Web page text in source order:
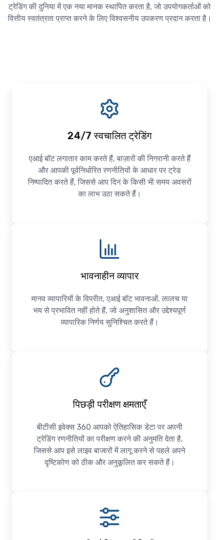
ट्रेडिंग की दुनिया में एक नया मानक स्थापित करता है, जो उपयोगकर्ताओं को
वित्तीय स्वतंत्रता प्राप्त करने के लिए विश्वसनीय उपकरण प्रदान करता है।
24/7 स्वचालित ट्रेडिंग
एआई बॉट लगातार काम करते हैं, बाज़ारों की निगरानी करते हैं
और आपकी पूर्वनिर्धारित रणनीतियों के आधार पर ट्रेड
निष्पादित करते हैं, जिससे आप दिन के किसी भी समय अवसरों
का लाभ उठा सकते हैं।
भावनाहीन व्यापार
मानव व्यापारियों के विपरीत, एआई बॉट भावनाओं, लालच या
भय से प्रभावित नहीं होते हैं, जो अनुशासित और उद्देश्यपूर्ण
व्यापारिक निर्णय सुनिश्चित करते हैं।
पिछड़ी परीक्षण क्षमताएँ
बीटीसी इवेक्स 360 आपको ऐतिहासिक डेटा पर अपनी
ट्रेडिंग रणनीतियों का परीक्षण करने की अनुमति देता है,
जिससे आप इसे लाइव बाजारों में लागू करने से पहले अपने
दृष्टिकोण को ठीक और अनुकूलित कर सकते हैं।